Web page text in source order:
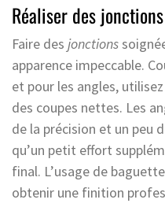
Réaliser des
Faire des jonctions
apparence impeccable.
et pour les angles,
des coupes nettes. Les
de la précision et un peu
qu’un petit effort
final. L’usage de
obtenir une finition